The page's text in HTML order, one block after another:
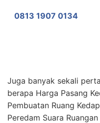
0813 1907 0134
Juga banyak sekali
berapa Harga Pasang
Pembuatan Ruang
Peredam Suara